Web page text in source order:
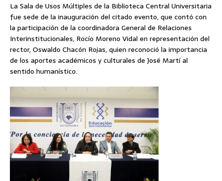
La Sala de Usos Múltiples de la Biblioteca Central Universitaria
fue sede de la inauguración del citado evento, que contó con
la participación de la coordinadora General de Relaciones
Interinstitucionales, Rocío Moreno Vidal en representación del
rector, Oswaldo Chacón Rojas, quien reconoció la importancia
de los aportes académicos y culturales de José Martí al
sentido humanístico.